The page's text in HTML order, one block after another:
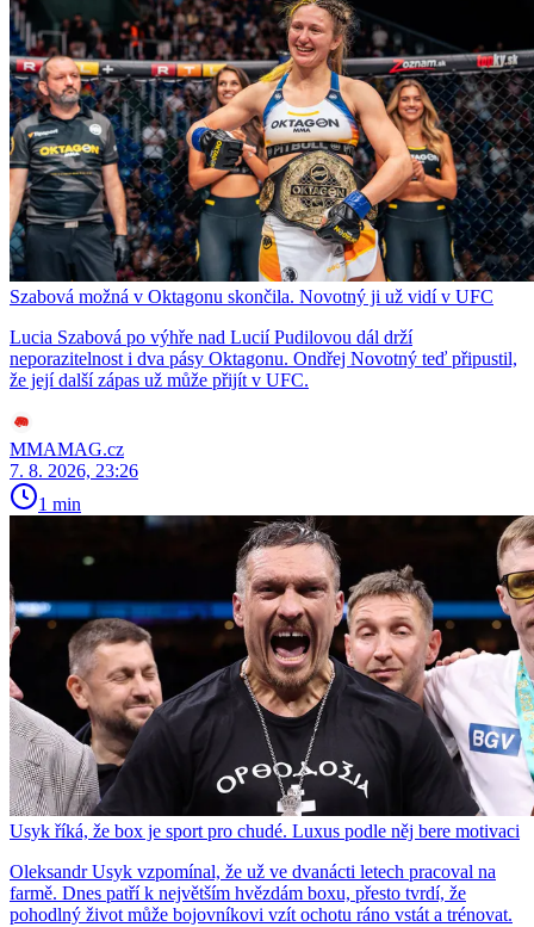
Szabová možná v Oktagonu skončila. Novotný ji už vidí v UFC
Lucia Szabová po výhře nad Lucií Pudilovou dál drží
neporazitelnost i dva pásy Oktagonu. Ondřej Novotný teď připustil,
že její další zápas už může přijít v UFC.
MMAMAG.cz
7. 8. 2026, 23:26
1 min
Usyk říká, že box je sport pro chudé. Luxus podle něj bere motivaci
Oleksandr Usyk vzpomínal, že už ve dvanácti letech pracoval na
farmě. Dnes patří k největším hvězdám boxu, přesto tvrdí, že
pohodlný život může bojovníkovi vzít ochotu ráno vstát a trénovat.